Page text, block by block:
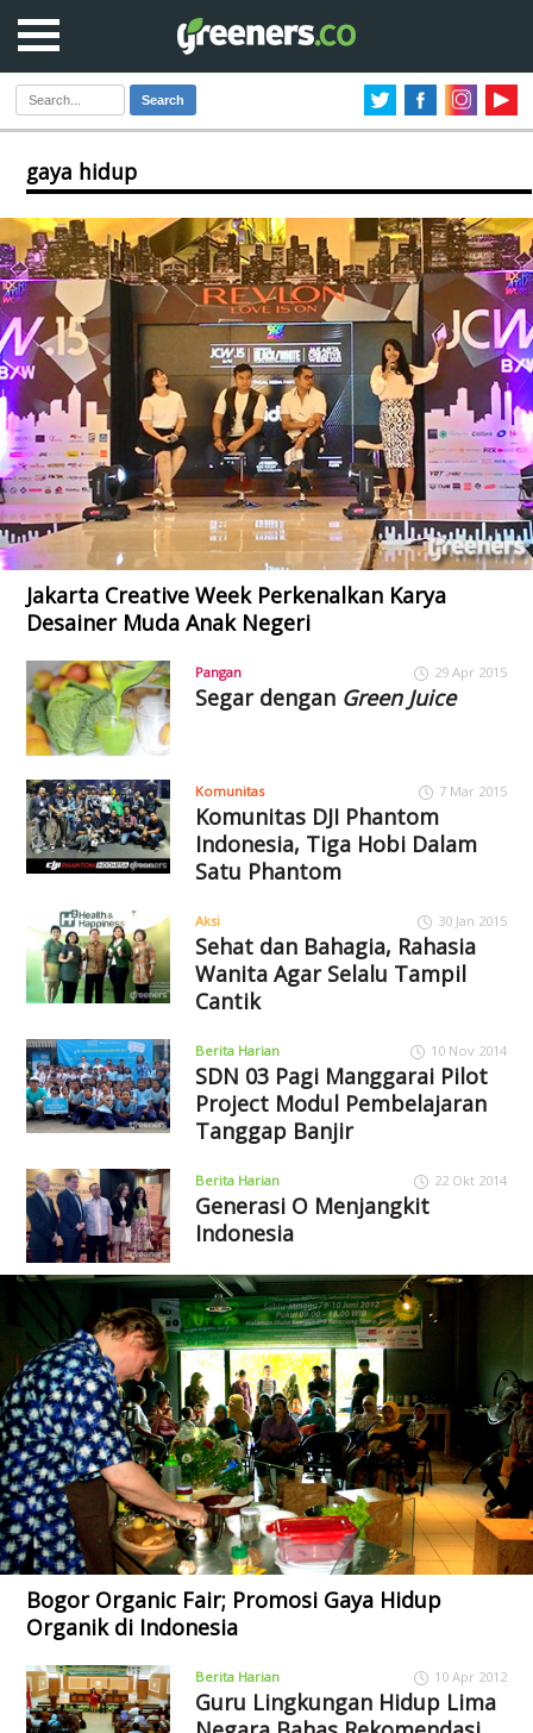
Search
gaya hidup
Jakarta Creative Week Perkenalkan Karya
Desainer Muda Anak Negeri
Pangan 29 Apr 2015
Segar dengan Green Juice
Komunitas 7 Mar 2015
Komunitas DJI Phantom
Indonesia, Tiga Hobi Dalam
Satu Phantom
Aksi 30 Jan 2015
Sehat dan Bahagia, Rahasia
Wanita Agar Selalu Tampil
Cantik
Berita Harian 10 Nov 2014
SDN 03 Pagi Manggarai Pilot
Project Modul Pembelajaran
Tanggap Banjir
Berita Harian 22 Okt 2014
Generasi O Menjangkit
Indonesia
Bogor Organic Fair; Promosi Gaya Hidup
Organik di Indonesia
Berita Harian 10 Apr 2012
Guru Lingkungan Hidup Lima